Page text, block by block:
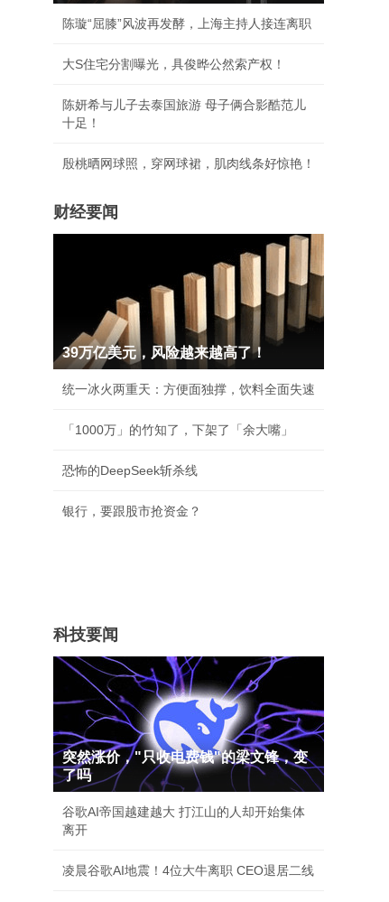
陈璇“屈膝”风波再发酵，上海主持人接连离职
大S住宅分割曝光，具俊晔公然索产权！
陈妍希与儿子去泰国旅游 母子俩合影酷范儿
十足！
殷桃晒网球照，穿网球裙，肌肉线条好惊艳！
财经要闻
39万亿美元，风险越来越高了！
统一冰火两重天：方便面独撑，饮料全面失速
「1000万」的竹知了，下架了「余大嘴」
恐怖的DeepSeek斩杀线
银行，要跟股市抢资金？
科技要闻
突然涨价，"只收电费钱"的梁文锋，变
了吗
谷歌AI帝国越建越大 打江山的人却开始集体
离开
凌晨谷歌AI地震！4位大牛离职 CEO退居二线